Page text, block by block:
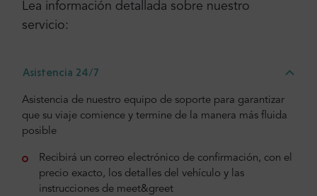
Lea información detallada sobre nuestro
servicio:
Asistencia 24/7
Asistencia de nuestro equipo de soporte para garantizar
que su viaje comience y termine de la manera más fluida
posible
Recibirá un correo electrónico de confirmación, con el
precio exacto, los detalles del vehículo y las
instrucciones de meet&greet